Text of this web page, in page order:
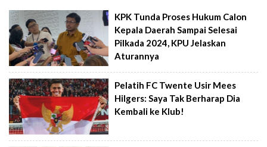
KPK Tunda Proses Hukum Calon
Kepala Daerah Sampai Selesai
Pilkada 2024, KPU Jelaskan
Aturannya
Pelatih FC Twente Usir Mees
Hilgers: Saya Tak Berharap Dia
Kembali ke Klub!